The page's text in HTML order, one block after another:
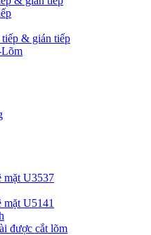
& gián tiếp
mặt U3537
mặt U5141
được cắt lõm